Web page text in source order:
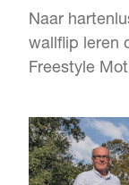
Naar
wallflip leren
Freestyle
court
grootste
dit park kun